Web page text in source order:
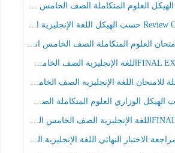
المتكاملة الصف الخامس انسبير الفصل الثالث
العلوم المتكاملة الصف الخامس انسبير الفصل الثالث
اللغة الإنجليزية الصف الخامس الفصل الثالث
العلوم المتكاملة الصف الخامس عام الفصل الثالث
النهائي اللغة الإنجليزية الصف الرابع الفصل الثالث